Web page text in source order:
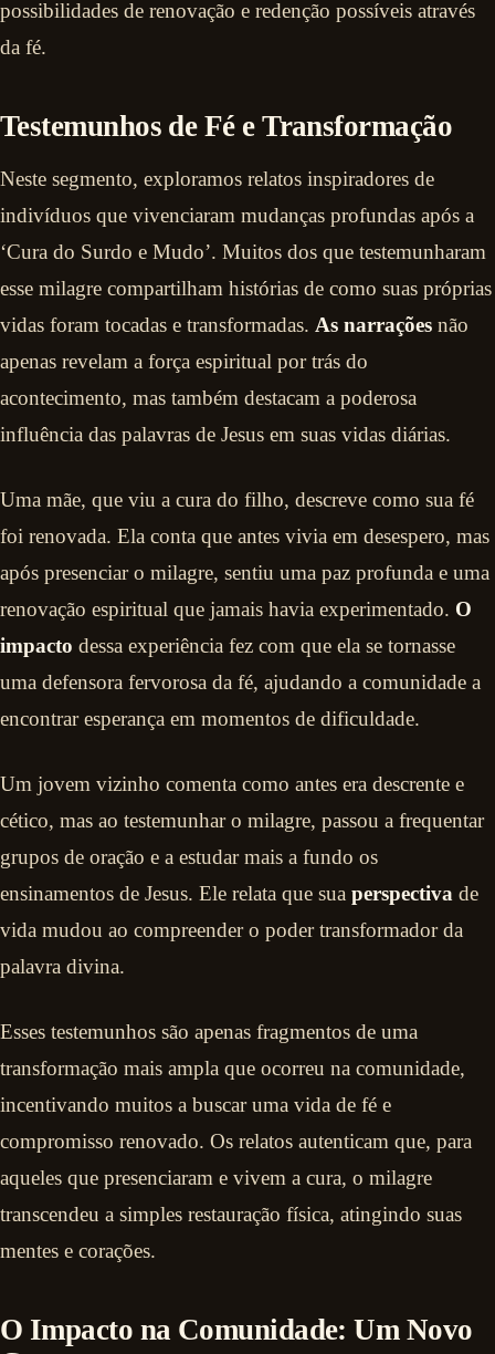
possibilidades de renovação e redenção possíveis através
da fé.
Testemunhos de Fé e Transformação
Neste segmento, exploramos relatos inspiradores de
indivíduos que vivenciaram mudanças profundas após a
‘Cura do Surdo e Mudo’. Muitos dos que testemunharam
esse milagre compartilham histórias de como suas próprias
vidas foram tocadas e transformadas. As narrações não
apenas revelam a força espiritual por trás do
acontecimento, mas também destacam a poderosa
influência das palavras de Jesus em suas vidas diárias.
Uma mãe, que viu a cura do filho, descreve como sua fé
foi renovada. Ela conta que antes vivia em desespero, mas
após presenciar o milagre, sentiu uma paz profunda e uma
renovação espiritual que jamais havia experimentado. O
impacto dessa experiência fez com que ela se tornasse
uma defensora fervorosa da fé, ajudando a comunidade a
encontrar esperança em momentos de dificuldade.
Um jovem vizinho comenta como antes era descrente e
cético, mas ao testemunhar o milagre, passou a frequentar
grupos de oração e a estudar mais a fundo os
ensinamentos de Jesus. Ele relata que sua perspectiva de
vida mudou ao compreender o poder transformador da
palavra divina.
Esses testemunhos são apenas fragmentos de uma
transformação mais ampla que ocorreu na comunidade,
incentivando muitos a buscar uma vida de fé e
compromisso renovado. Os relatos autenticam que, para
aqueles que presenciaram e vivem a cura, o milagre
transcendeu a simples restauração física, atingindo suas
mentes e corações.
O Impacto na Comunidade: Um Novo